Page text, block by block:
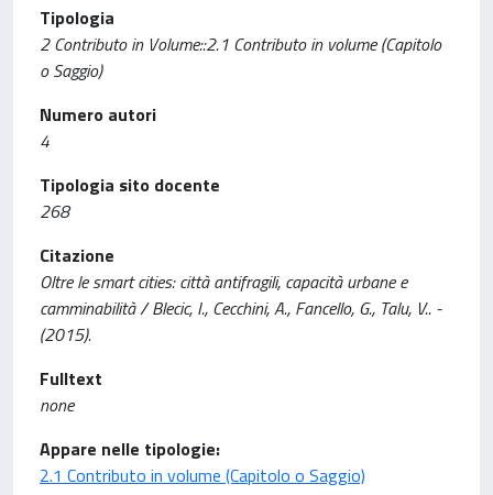
Tipologia
2 Contributo in Volume::2.1 Contributo in volume (Capitolo
o Saggio)
Numero autori
4
Tipologia sito docente
268
Citazione
Oltre le smart cities: città antifragili, capacità urbane e
camminabilità / Blecic, I., Cecchini, A., Fancello, G., Talu, V.. -
(2015).
Fulltext
none
Appare nelle tipologie:
2.1 Contributo in volume (Capitolo o Saggio)